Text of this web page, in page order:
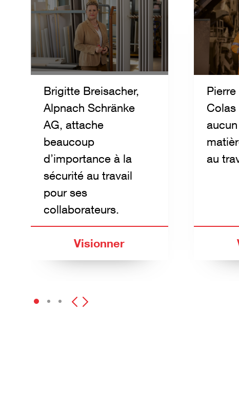
Brigitte Breisacher,
Alpnach Schränke
AG, attache
beaucoup
d’importance à la
sécurité au travail
pour ses
collaborateurs.
Visionner
Colas
au